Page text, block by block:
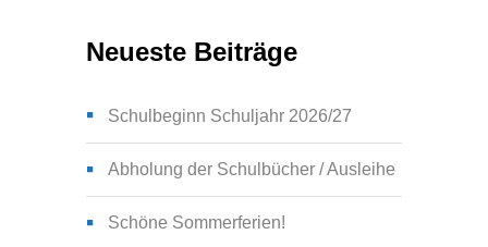
Neueste Beiträge
Schulbeginn Schuljahr 2026/27
Abholung der Schulbücher / Ausleihe
Schöne Sommerferien!